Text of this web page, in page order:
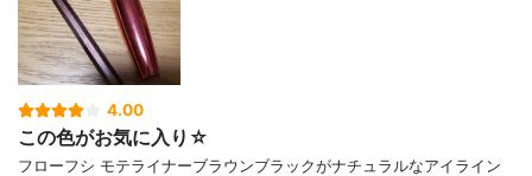
4.00
この色がお気に入り☆
フローフシ モテライナーブラウンブラックがナチュラルなアイライン